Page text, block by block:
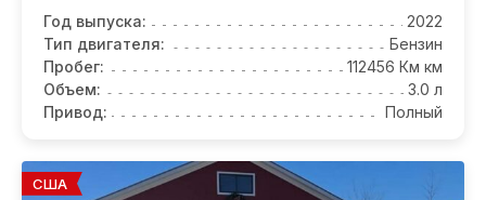
Год выпуска:
2022
Тип двигателя:
Бензин
Пробег:
112456 Км км
Объем:
3.0 л
Привод:
Полный
США